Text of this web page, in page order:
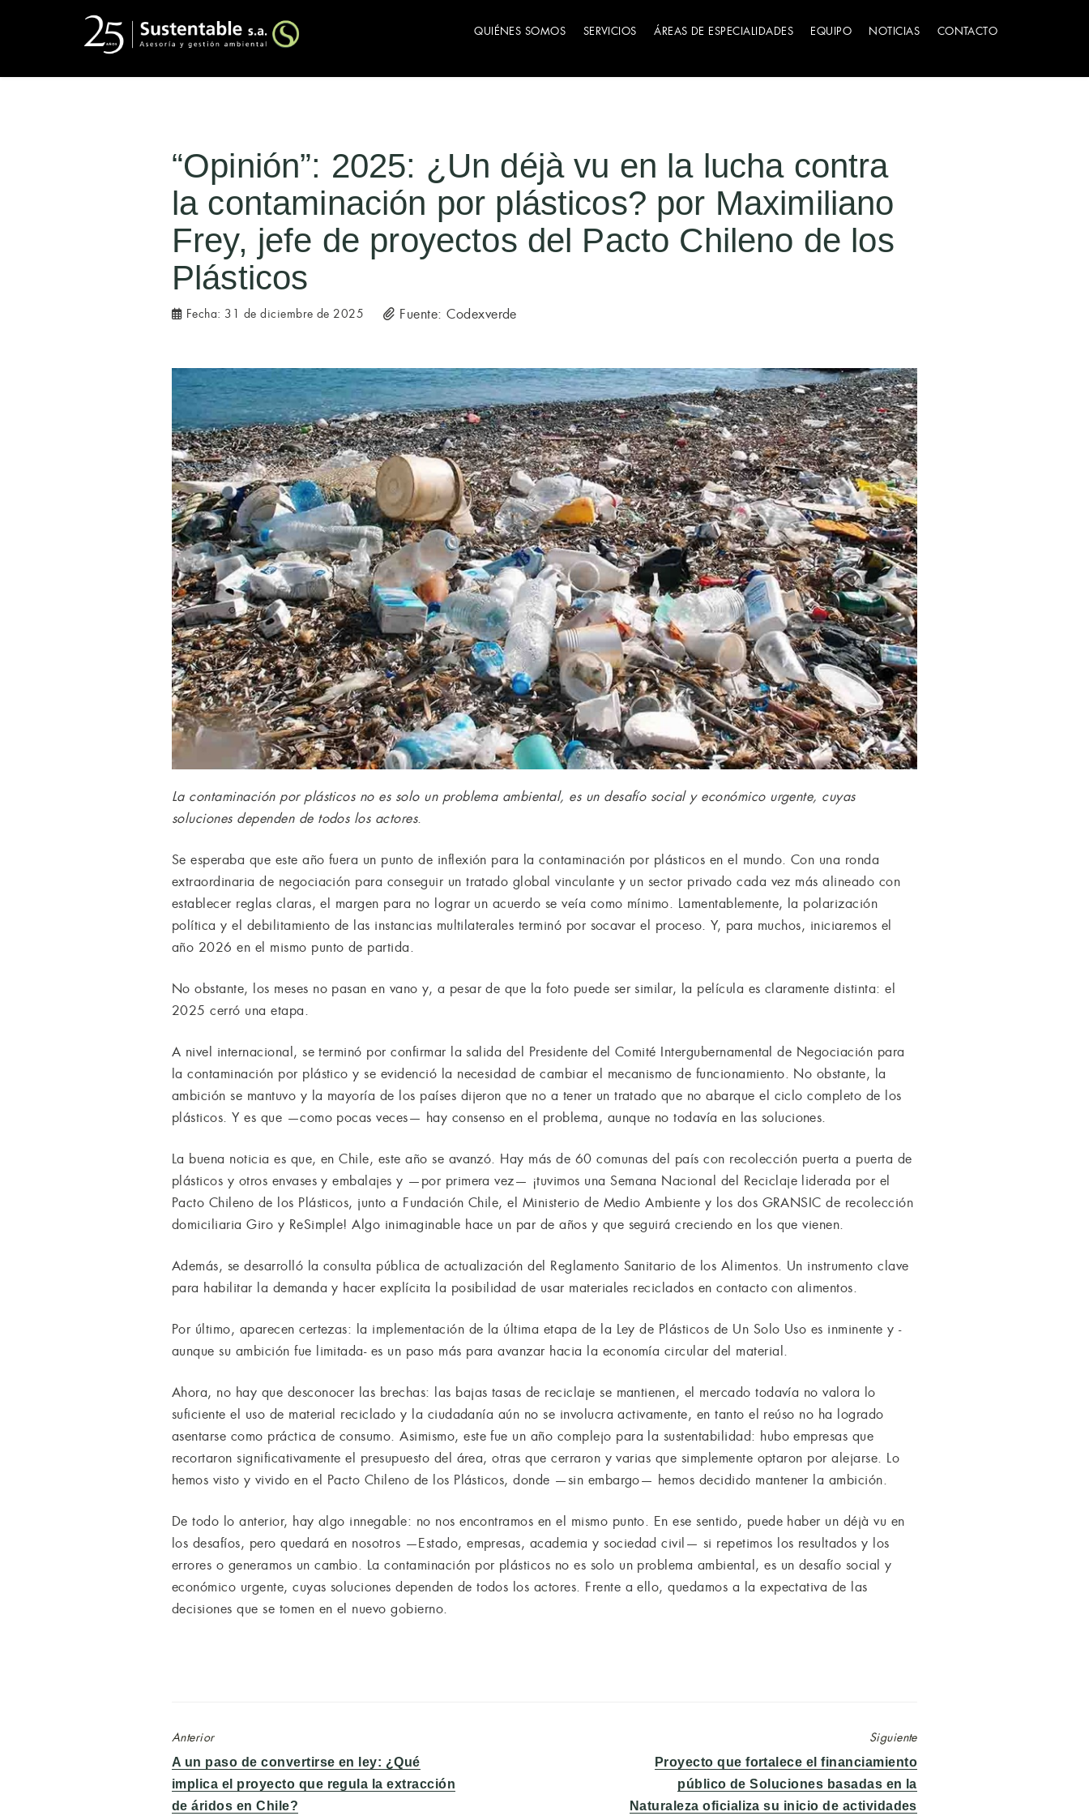
QUIÉNES SOMOS SERVICIOS ÁREAS DE ESPECIALIDADES EQUIPO NOTICIAS CONTACTO
“Opinión”: 2025: ¿Un déjà vu en la lucha contra
la contaminación por plásticos? por Maximiliano
Frey, jefe de proyectos del Pacto Chileno de los
Plásticos
Fecha: 31 de diciembre de 2025 Fuente: Codexverde
La contaminación por plásticos no es solo un problema ambiental, es un desafío social y económico urgente, cuyas
soluciones dependen de todos los actores.
Se esperaba que este año fuera un punto de inflexión para la contaminación por plásticos en el mundo. Con una ronda
extraordinaria de negociación para conseguir un tratado global vinculante y un sector privado cada vez más alineado con
establecer reglas claras, el margen para no lograr un acuerdo se veía como mínimo. Lamentablemente, la polarización
política y el debilitamiento de las instancias multilaterales terminó por socavar el proceso. Y, para muchos, iniciaremos el
año 2026 en el mismo punto de partida.
No obstante, los meses no pasan en vano y, a pesar de que la foto puede ser similar, la película es claramente distinta: el
2025 cerró una etapa.
A nivel internacional, se terminó por confirmar la salida del Presidente del Comité Intergubernamental de Negociación para
la contaminación por plástico y se evidenció la necesidad de cambiar el mecanismo de funcionamiento. No obstante, la
ambición se mantuvo y la mayoría de los países dijeron que no a tener un tratado que no abarque el ciclo completo de los
plásticos. Y es que —como pocas veces— hay consenso en el problema, aunque no todavía en las soluciones.
La buena noticia es que, en Chile, este año se avanzó. Hay más de 60 comunas del país con recolección puerta a puerta de
plásticos y otros envases y embalajes y —por primera vez— ¡tuvimos una Semana Nacional del Reciclaje liderada por el
Pacto Chileno de los Plásticos, junto a Fundación Chile, el Ministerio de Medio Ambiente y los dos GRANSIC de recolección
domiciliaria Giro y ReSimple! Algo inimaginable hace un par de años y que seguirá creciendo en los que vienen.
Además, se desarrolló la consulta pública de actualización del Reglamento Sanitario de los Alimentos. Un instrumento clave
para habilitar la demanda y hacer explícita la posibilidad de usar materiales reciclados en contacto con alimentos.
Por último, aparecen certezas: la implementación de la última etapa de la Ley de Plásticos de Un Solo Uso es inminente y ­­-
aunque su ambición fue limitada- es un paso más para avanzar hacia la economía circular del material.
Ahora, no hay que desconocer las brechas: las bajas tasas de reciclaje se mantienen, el mercado todavía no valora lo
suficiente el uso de material reciclado y la ciudadanía aún no se involucra activamente, en tanto el reúso no ha logrado
asentarse como práctica de consumo. Asimismo, este fue un año complejo para la sustentabilidad: hubo empresas que
recortaron significativamente el presupuesto del área, otras que cerraron y varias que simplemente optaron por alejarse. Lo
hemos visto y vivido en el Pacto Chileno de los Plásticos, donde —sin embargo— hemos decidido mantener la ambición.
De todo lo anterior, hay algo innegable: no nos encontramos en el mismo punto. En ese sentido, puede haber un déjà vu en
los desafíos, pero quedará en nosotros —Estado, empresas, academia y sociedad civil— si repetimos los resultados y los
errores o generamos un cambio. La contaminación por plásticos no es solo un problema ambiental, es un desafío social y
económico urgente, cuyas soluciones dependen de todos los actores. Frente a ello, quedamos a la expectativa de las
decisiones que se tomen en el nuevo gobierno.
Anterior
Entrada
anterior:
A un paso de convertirse en ley: ¿Qué
implica el proyecto que regula la extracción
de áridos en Chile?
Siguiente
Entrada
siguiente:
Proyecto que fortalece el financiamiento
público de Soluciones basadas en la
Naturaleza oficializa su inicio de actividades